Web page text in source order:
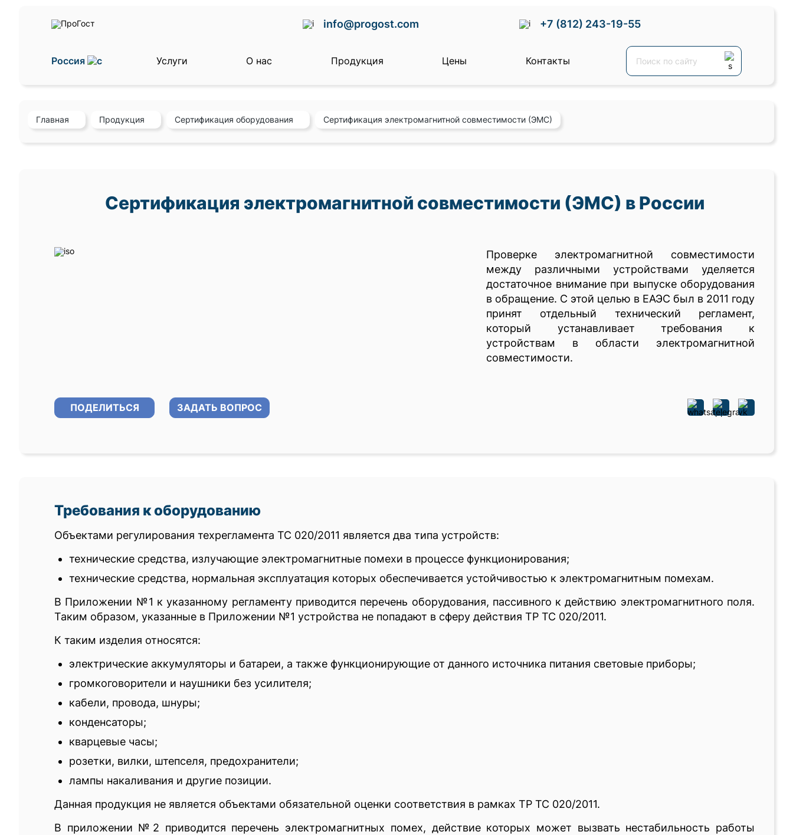
info@progost.com +7 (812) 243-19-55
Россия Услуги О нас Продукция Цены Контакты
Главная Продукция Сертификация оборудования Сертификация электромагнитной совместимости (ЭМС)
Сертификация электромагнитной совместимости (ЭМС) в России
Проверке электромагнитной совместимости
между различными устройствами уделяется
достаточное внимание при выпуске оборудования
в обращение. С этой целью в ЕАЭС был в 2011 году
принят отдельный технический регламент,
который устанавливает требования к
устройствам в области электромагнитной
совместимости.
ПОДЕЛИТЬСЯ ЗАДАТЬ ВОПРОС
Требования к оборудованию
Объектами регулирования техрегламента ТС 020/2011 является два типа устройств:
технические средства, излучающие электромагнитные помехи в процессе функционирования;
технические средства, нормальная эксплуатация которых обеспечивается устойчивостью к электромагнитным помехам.
В Приложении №1 к указанному регламенту приводится перечень оборудования, пассивного к действию электромагнитного поля.
Таким образом, указанные в Приложении №1 устройства не попадают в сферу действия ТР ТС 020/2011.
К таким изделия относятся:
электрические аккумуляторы и батареи, а также функционирующие от данного источника питания световые приборы;
громкоговорители и наушники без усилителя;
кабели, провода, шнуры;
конденсаторы;
кварцевые часы;
розетки, вилки, штепселя, предохранители;
лампы накаливания и другие позиции.
Данная продукция не является объектами обязательной оценки соответствия в рамках ТР ТС 020/2011.
В приложении №2 приводится перечень электромагнитных помех, действие которых может вызвать нестабильность работы